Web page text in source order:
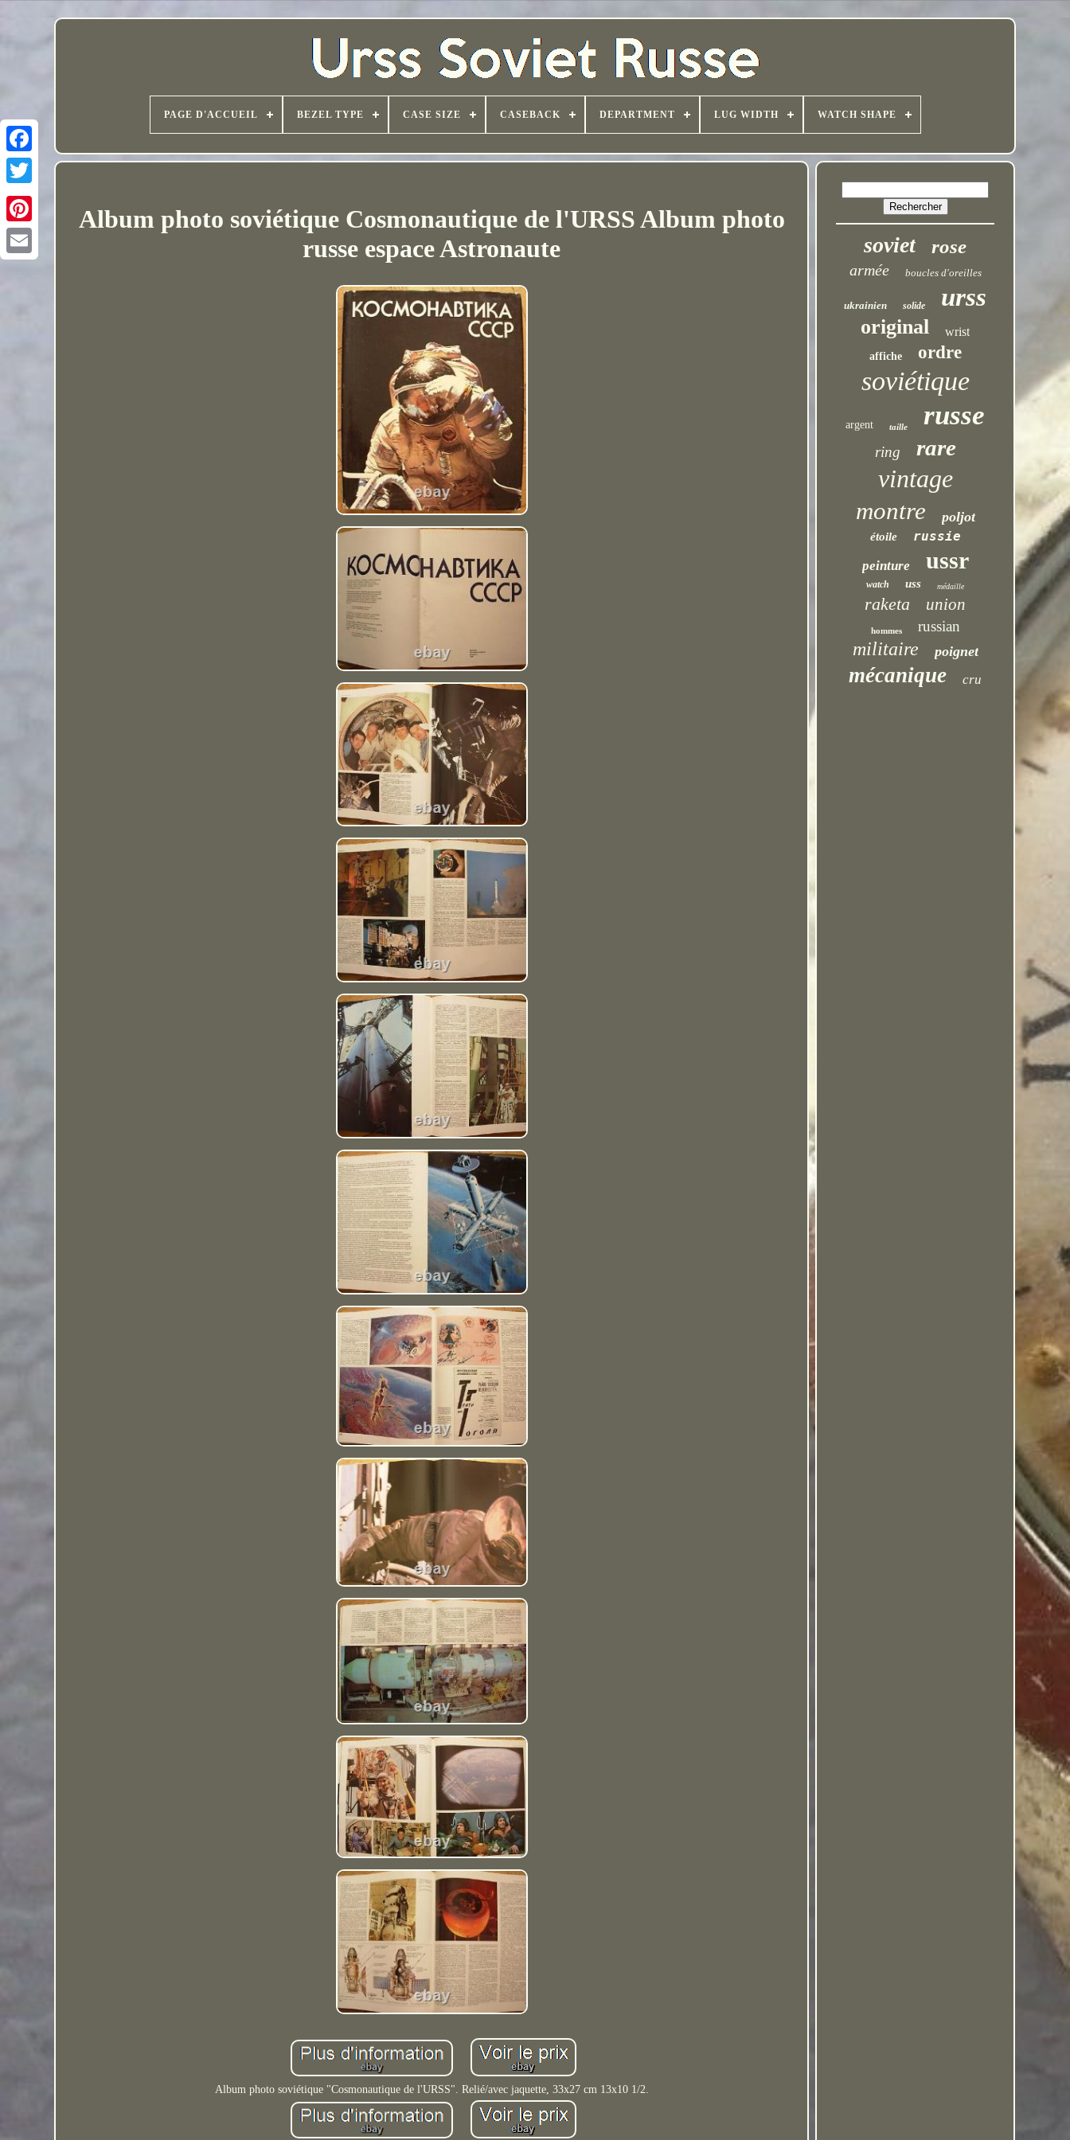
PAGE D'ACCUEIL BEZEL TYPE CASE SIZE CASEBACK DEPARTMENT LUG WIDTH WATCH SHAPE
Album photo soviétique Cosmonautique de l'URSS Album photo
russe espace Astronaute
Album photo soviétique "Cosmonautique de l'URSS". Relié/avec jaquette, 33x27 cm 13x10 1/2.
soviet rose
armée boucles d'oreilles
ukrainien solide urss
original wrist
affiche ordre
soviétique
argent taille russe
ring rare
vintage
montre poljot
étoile
russie
peinture
ussr
watch uss médaille
raketa union
hommes russian
militaire poignet
mécanique cru